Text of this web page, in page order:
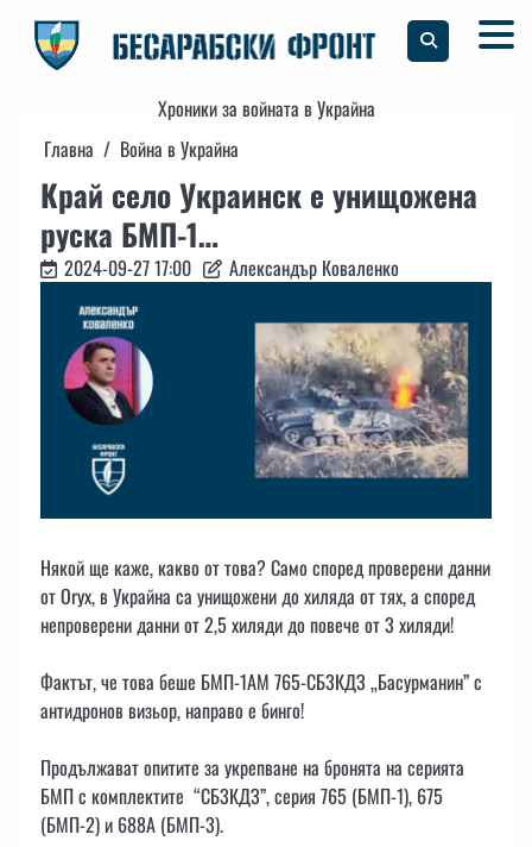
content
Хроники за войната в Украйна
Главна
Война в Украйна
Край село Украинск е унищожена
руска БМП-1…
2024-09-27 17:00 Александър Коваленко
Някой ще каже, какво от това? Само според проверени данни
от Oryx, в Украйна са унищожени до хиляда от тях, а според
непроверени данни от 2,5 хиляди до повече от 3 хиляди!
Фактът, че това беше БМП-1АМ 765-СБ3КДЗ „Басурманин” с
антидронов визьор, направо e бинго!
Продължават опитите за укрепване на бронята на серията
БМП с комплектите “СБ3КДЗ”, серия 765 (БМП-1), 675
(БМП-2) и 688A (БМП-3).